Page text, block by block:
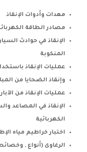
معدات وأدوات الإنقاذ
مصادر الطاقة
الإنقاذ في حوادث
المنكوبة
عمليات الإنقاذ
وإنقاذ الضحايا من
عمليات الإنقاذ من
الإنقاذ في المصاعد
الكهربائية
اختبار خراطيم مياه
الرغاوى (أنواع ,